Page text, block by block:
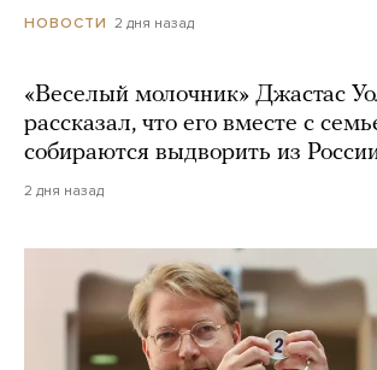
НОВОСТИ 2 дня назад
«Веселый молочник» Джастас
рассказал, что его вместе с
собираются выдворить из
2 дня назад